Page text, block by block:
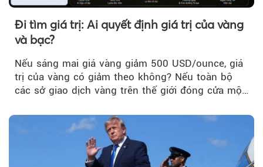
Đi tìm giá trị: Ai quyết định giá trị của vàng
và bạc?
Nếu sáng mai giá vàng giảm 500 USD/ounce, giá
trị của vàng có giảm theo không? Nếu toàn bộ
các sở giao dịch vàng trên thế giới đóng cửa một